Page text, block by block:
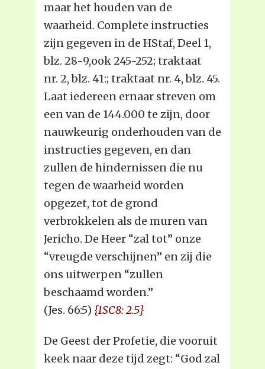
maar het houden van de
waarheid. Complete instructies
zijn gegeven in de HStaf, Deel 1,
blz. 28-9,ook 245-252; traktaat
nr. 2, blz. 41:; traktaat nr. 4, blz. 45.
Laat iedereen ernaar streven om
een van de 144.000 te zijn, door
nauwkeurig onderhouden van de
instructies gegeven, en dan
zullen de hindernissen die nu
tegen de waarheid worden
opgezet, tot de grond
verbrokkelen als de muren van
Jericho. De Heer “zal tot” onze
“vreugde verschijnen” en zij die
ons uitwerpen “zullen
beschaamd worden.”
(Jes. 66:5) {1SC8: 2.5}
De Geest der Profetie, die vooruit
keek naar deze tijd zegt: “God zal